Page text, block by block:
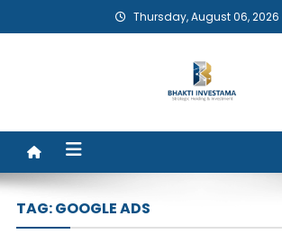
to
Thursday, August 06, 2026
Bhakti Investama
TAG:GOOGLE ADS